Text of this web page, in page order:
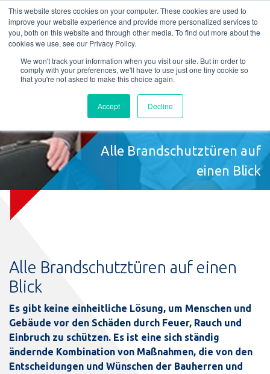
This website stores cookies on your computer. These cookies are used to
improve your website experience and provide more personalized services to
you, both on this website and through other media. To find out more about the
cookies we use, see our Privacy Policy.
We won't track your information when you visit our site. But in order to
comply with your preferences, we'll have to use just one tiny cookie so
that you're not asked to make this choice again.
Accept Decline
L T M P
Alle Brandschutztüren auf
einen Blick
Alle Brandschutztüren auf einen
Blick
Es gibt keine einheitliche Lösung, um Menschen und
Gebäude vor den Schäden durch Feuer, Rauch und
Einbruch zu schützen. Es ist eine sich ständig
ändernde Kombination von Maßnahmen, die von den
Entscheidungen und Wünschen der Bauherren und